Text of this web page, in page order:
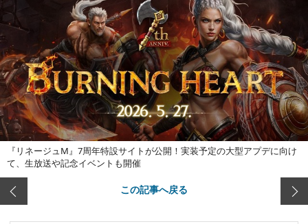
『リネージュM』7周年特設サイトが公開！実装予定の大型アプデに向け
て、生放送や記念イベントも開催
この記事へ戻る